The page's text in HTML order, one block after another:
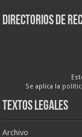
Directorios de
Se aplica la
Textos legales
Archivo